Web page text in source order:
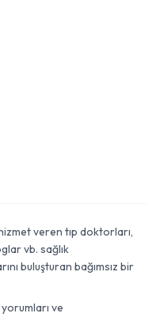
veren tıp doktorları,
vb. sağlık
buluşturan bağımsız bir
ve